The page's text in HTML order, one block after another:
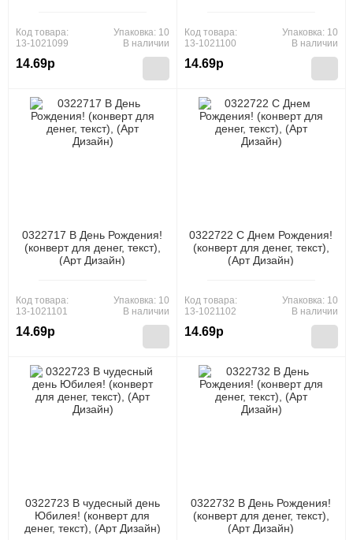
Код товара:
13-1021099
14.69р
Упаковка: 10
В наличии
Код товара:
13-1021100
14.69р
Упаковка: 10
В наличии
0322717 В День Рождения!
(конверт для денег, текст),
(Арт Дизайн)
Код товара:
13-1021101
14.69р
Упаковка: 10
В наличии
0322722 С Днем Рождения!
(конверт для денег, текст),
(Арт Дизайн)
Код товара:
13-1021102
14.69р
Упаковка: 10
В наличии
0322723 В чудесный день
Юбилея! (конверт для
денег, текст), (Арт Дизайн)
0322732 В День Рождения!
(конверт для денег, текст),
(Арт Дизайн)